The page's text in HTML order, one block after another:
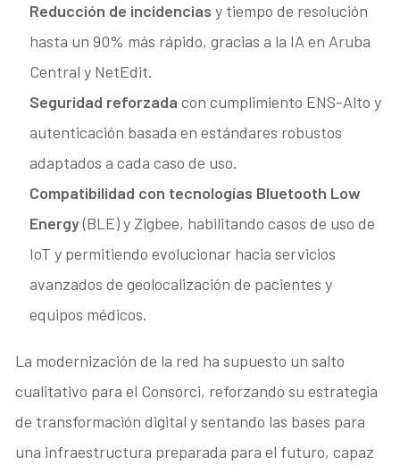
Reducción de incidencias y tiempo de resolución
hasta un 90% más rápido, gracias a la IA en Aruba
Central y NetEdit.
Seguridad reforzada con cumplimiento ENS-Alto y
autenticación basada en estándares robustos
adaptados a cada caso de uso.
Compatibilidad con tecnologías Bluetooth Low
Energy(BLE) y Zigbee, habilitando casos de uso de
IoT y permitiendo evolucionar hacia servicios
avanzados de geolocalización de pacientes y
equipos médicos.
La modernización de la red ha supuesto un salto
cualitativo para el Consorci, reforzando su estrategia
de transformación digital y sentando las bases para
una infraestructura preparada para el futuro, capaz